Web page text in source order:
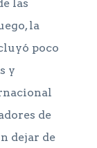
las
la
poco
y
de
dejar de